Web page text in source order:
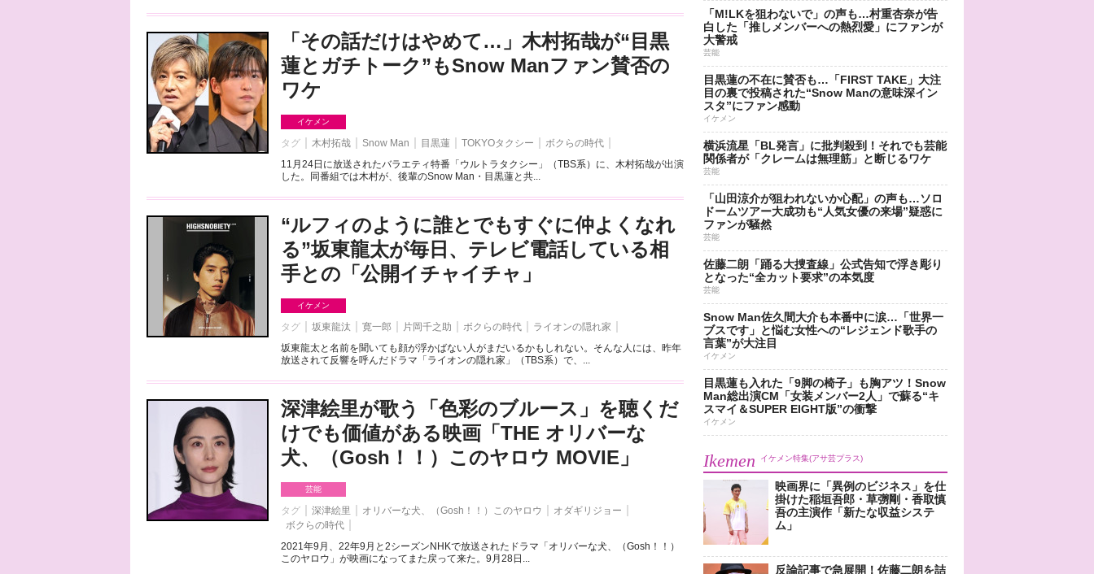
「その話だけはやめて…」木村拓哉が“目黒
蓮とガチトーク”もSnow Manファン賛否の
ワケ
イケメン
タグ 木村拓哉 Snow Man 目黒蓮 TOKYOタクシー
ボクらの時代
11月24日に放送されたバラエティ特番「ウルトラタクシー」（TBS系）に、木村拓哉が出演
した。同番組では木村が、後輩のSnow Man・目黒蓮と共...
“ルフィのように誰とでもすぐに仲よくなれ
る”坂東龍太が毎日、テレビ電話している相
手との「公開イチャイチャ」
イケメン
タグ 坂東龍汰 寛一郎 片岡千之助 ボクらの時代
ライオンの隠れ家
坂東龍太と名前を聞いても顔が浮かばない人がまだいるかもしれない。そんな人には、昨年
放送されて反響を呼んだドラマ「ライオンの隠れ家」（TBS系）で、...
深津絵里が歌う「色彩のブルース」を聴くだ
けでも価値がある映画「THE オリバーな
犬、（Gosh！！）このヤロウ MOVIE」
芸能
タグ 深津絵里 オリバーな犬、（Gosh！！）このヤロウ
オダギリジョー
ボクらの時代
2021年9月、22年9月と2シーズンNHKで放送されたドラマ「オリバーな犬、（Gosh！！）
このヤロウ」が映画になってまた戻って来た。9月28日...
「M!LKを狙わないで」の声も…村重杏奈が告
白した「推しメンバーへの熱烈愛」にファンが
大警戒
芸能
目黒蓮の不在に賛否も…「FIRST TAKE」大注
目の裏で投稿された“Snow Manの意味深イン
スタ”にファン感動
イケメン
横浜流星「BL発言」に批判殺到！それでも芸能
関係者が「クレームは無理筋」と断じるワケ
芸能
「山田涼介が狙われないか心配」の声も…ソロ
ドームツアー大成功も“人気女優の来場”疑惑に
ファンが騒然
芸能
佐藤二朗「踊る大捜査線」公式告知で浮き彫り
となった“全カット要求”の本気度
芸能
Snow Man佐久間大介も本番中に涙…「世界一
ブスです」と悩む女性への“レジェンド歌手の
言葉”が大注目
イケメン
目黒蓮も入れた「9脚の椅子」も胸アツ！Snow
Man総出演CM「女装メンバー2人」で蘇る“キ
スマイ＆SUPER EIGHT版”の衝撃
イケメン
Ikemen イケメン特集(アサ芸プラス)
映画界に「異例のビジネス」を仕
掛けた稲垣吾郎・草彅剛・香取慎
吾の主演作「新たな収益システ
ム」
反論記事で急展開！佐藤二朗を詰